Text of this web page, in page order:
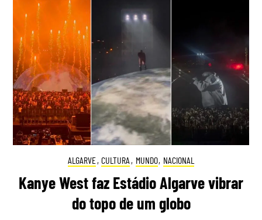
ALGARVE, CULTURA , MUNDO, NACIONAL
Kanye West faz Estádio Algarve vibrar
do topo de um globo